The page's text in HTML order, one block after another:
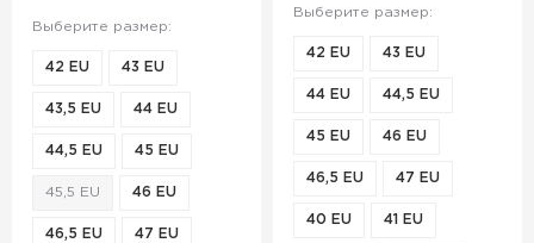
Выберите размер:
42 EU 43 EU
43,5 EU 44 EU
44,5 EU 45 EU
45,5 EU 46 EU
46,5 EU 47 EU
Выберите размер:
42 EU 43 EU
44 EU 44,5 EU
45 EU 46 EU
46,5 EU 47 EU
40 EU 41 EU